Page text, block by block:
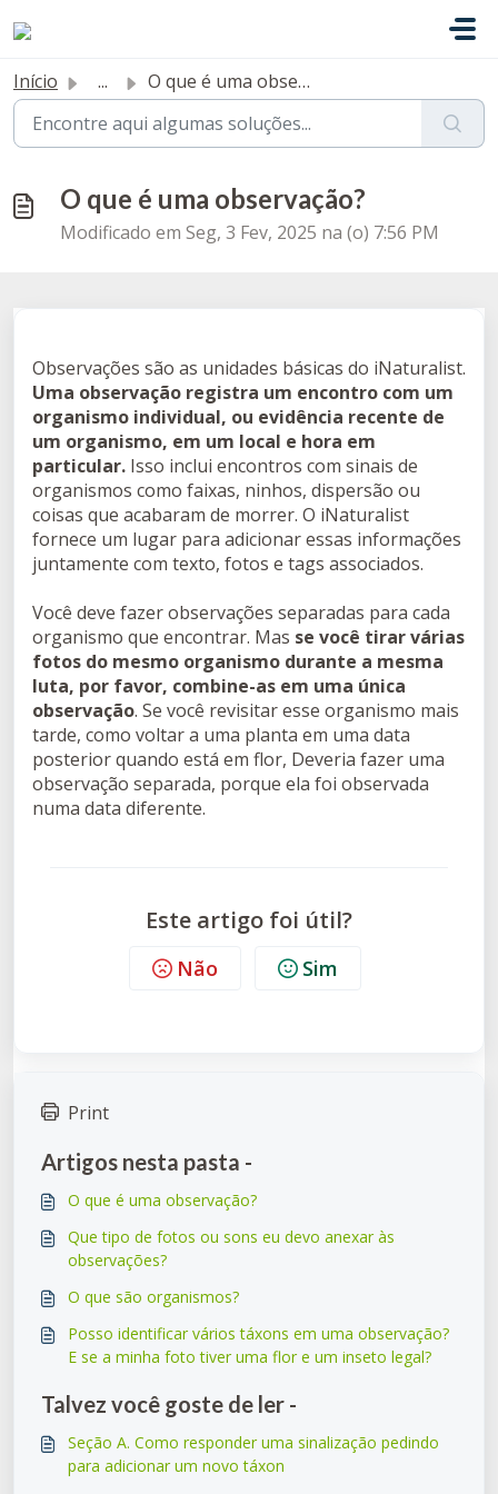
Início ... O que é uma observação?
O que é uma observação?
Modificado em Seg, 3 Fev, 2025 na (o) 7:56 PM
Observações são as unidades básicas do iNaturalist.
Uma observação registra um encontro com um
organismo individual, ou evidência recente de
um organismo, em um local e hora em
particular. Isso inclui encontros com sinais de
organismos como faixas, ninhos, dispersão ou
coisas que acabaram de morrer. O iNaturalist
fornece um lugar para adicionar essas informações
juntamente com texto, fotos e tags associados.
Você deve fazer observações separadas para cada
organismo que encontrar. Mas se você tirar várias
fotos do mesmo organismo durante a mesma
luta, por favor, combine-as em uma única
observação. Se você revisitar esse organismo mais
tarde, como voltar a uma planta em uma data
posterior quando está em flor, Deveria fazer uma
observação separada, porque ela foi observada
numa data diferente.
Este artigo foi útil?
Não Sim
Print
Artigos nesta pasta -
O que é uma observação?
Que tipo de fotos ou sons eu devo anexar às
observações?
O que são organismos?
Posso identificar vários táxons em uma observação?
E se a minha foto tiver uma flor e um inseto legal?
Talvez você goste de ler -
Seção A. Como responder uma sinalização pedindo
para adicionar um novo táxon